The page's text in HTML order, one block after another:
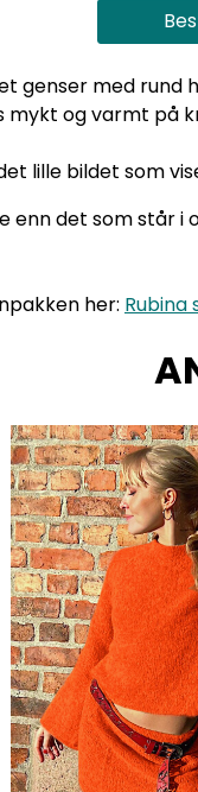
genser med rund
mykt og varmt på
lille bildet som
enn det som står
her: Rubina